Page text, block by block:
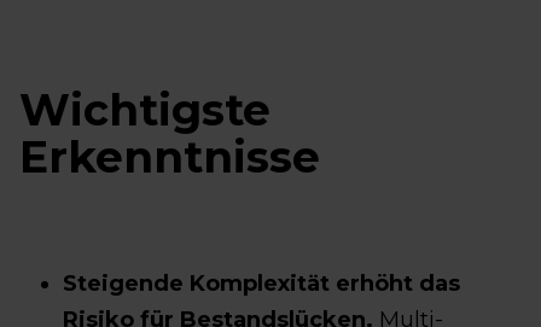
Wichtigste
Erkenntnisse
Steigende Komplexität erhöht das
Risiko für Bestandslücken. Multi-